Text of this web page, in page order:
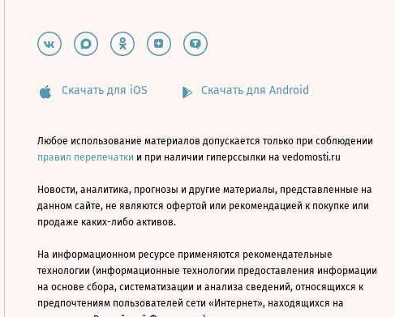
Скачать для iOS Скачать для Android
Любое использование материалов допускается только при соблюдении
правил перепечатки и при наличии гиперссылки на vedomosti.ru
Новости, аналитика, прогнозы и другие материалы, представленные на
данном сайте, не являются офертой или рекомендацией к покупке или
продаже каких-либо активов.
На информационном ресурсе применяются рекомендательные
технологии (информационные технологии предоставления информации
на основе сбора, систематизации и анализа сведений, относящихся к
предпочтениям пользователей сети «Интернет», находящихся на